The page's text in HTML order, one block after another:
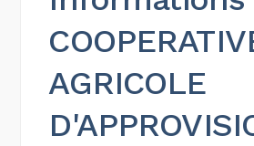
AGRICOLE